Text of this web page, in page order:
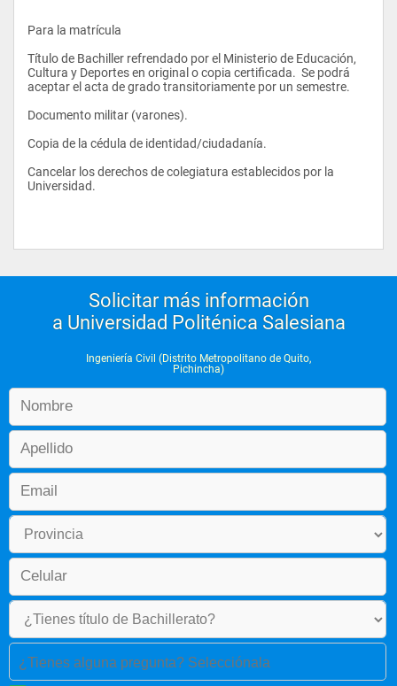
Para la matrícula
Título de Bachiller refrendado por el Ministerio de Educación,
Cultura y Deportes en original o copia certificada.  Se podrá
aceptar el acta de grado transitoriamente por un semestre.
Documento militar (varones).
Copia de la cédula de identidad/ciudadanía.
Cancelar los derechos de colegiatura establecidos por la
Universidad.
Solicitar más información
a Universidad Politénica Salesiana
Ingeniería Civil (Distrito Metropolitano de Quito,
Pichincha)
¿Tienes alguna pregunta? Selecciónala